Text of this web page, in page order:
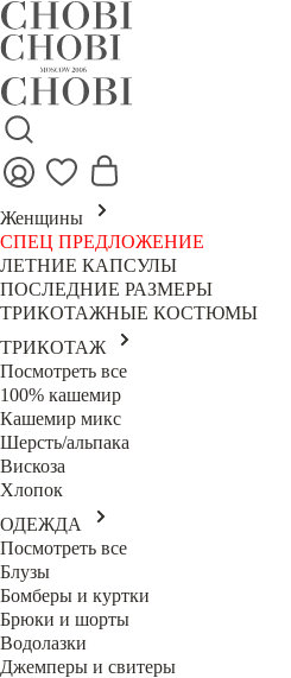
Женщины
СПЕЦ ПРЕДЛОЖЕНИЕ
ЛЕТНИЕ КАПСУЛЫ
ПОСЛЕДНИЕ РАЗМЕРЫ
ТРИКОТАЖНЫЕ КОСТЮМЫ
ТРИКОТАЖ
Посмотреть все
100% кашемир
Кашемир микс
Шерсть/альпака
Вискоза
Хлопок
ОДЕЖДА
Посмотреть все
Блузы
Бомберы и куртки
Брюки и шорты
Водолазки
Джемперы и свитеры